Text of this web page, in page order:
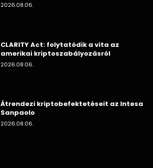
2026.08.06.
CLARITY Act: folytatódik a vita az
amerikai kriptoszabályozásról
2026.08.06.
Átrendezi kriptobefektetéseit az Intesa
Sanpaolo
2026.08.06.